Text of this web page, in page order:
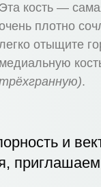
Эта кость —
плотно
отыщите
медиальную
.
и